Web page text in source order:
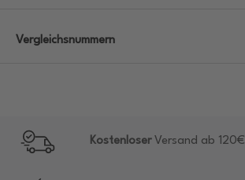
Vergleichsnummern
KostenloserVersand ab 120€